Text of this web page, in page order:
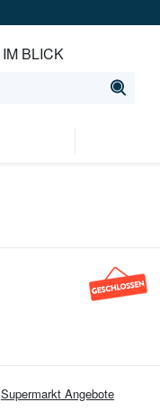
IM BLICK
Supermarkt Angebote